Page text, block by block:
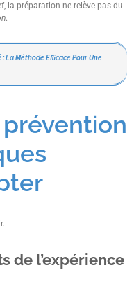
la préparation ne relève pas du
.
: La Méthode Efficace Pour Une
de l’expérience